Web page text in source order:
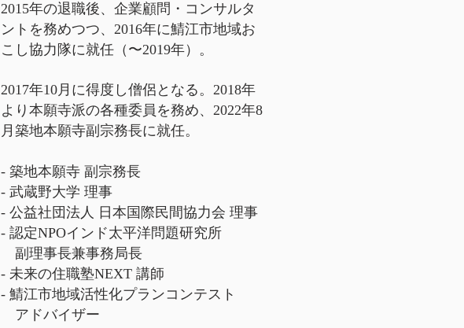
2015年の退職後、企業顧問・コンサルタ
ントを務めつつ、2016年に鯖江市地域お
こし協力隊に就任（〜2019年）。
2017年10月に得度し僧侶となる。 2018年
より本願寺派の各種委員を務め、2022年8
月築地本願寺副宗務長に就任。
- 築地本願寺 副宗務長
- 武蔵野大学 理事
- 公益社団法人 日本国際民間協力会 理事
- 認定NPOインド太平洋問題研究所
副理事長兼事務局長
- 未来の住職塾NEXT 講師
- 鯖江市地域活性化プランコンテスト
アドバイザー